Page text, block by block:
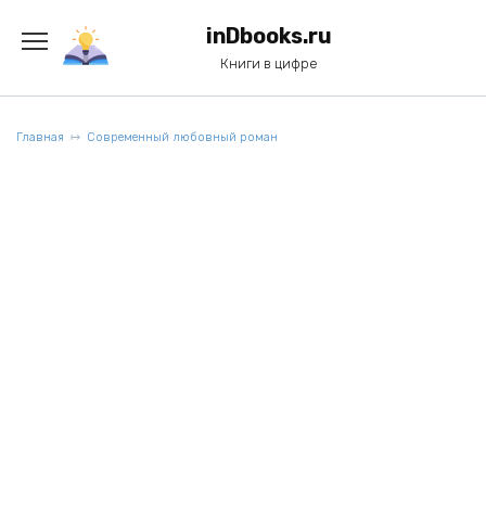
содержанию
inDbooks.ru
Книги в цифре
Главная Современный любовный роман